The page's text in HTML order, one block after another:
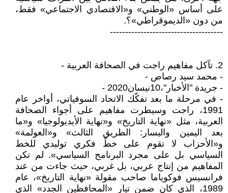
على أساس «الوطني» و«الاقتصادي الاجتماعي» فقط،
من دون «الديموقراطي»؟.
-------------------------------------
2. تآكل مفاهيم راجت في الصحافة العربية -
- محمد سيد رصاص -
- جريدة "الأخبار"،10نيسان2020 -
- في مرحلة ما بعد تفكّك الاتحاد السوفياتي، أواخر عام
1991، راجت وسيطرت مفاهيم على أجواء الصحافة
العربية، مثل «نهاية التاريخ» و«نهاية الأيديولوجيا» و«ما
بعد اليمين واليسار: الطريق الثالث» و«العولمة»
و«الأحزاب لا تقوم على خطّ فكري توليدي للخط
السياسي بل على مجرد البرنامج السياسي». لم تكن
المفاهيم من إنتاج عربي، بل غربي، حيث جاءت من عند
فرانسيس فوكوياما صاحب مقولة «نهاية التاريخ»، عام
1989، الذي كان ضمن تيار «المحافظين الجدد» الذي